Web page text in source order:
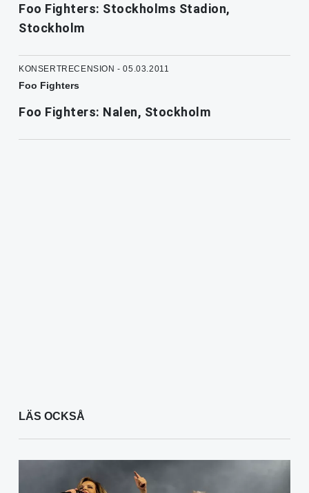
Foo Fighters: Stockholms Stadion,
Stockholm
KONSERTRECENSION - 05.03.2011
Foo Fighters
Foo Fighters: Nalen, Stockholm
LÄS OCKSÅ